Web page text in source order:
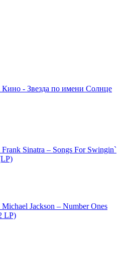
Кино - Звезда по имени Солнце
Sinatra – Songs For Swingin`
Jackson – Number Ones
LP)